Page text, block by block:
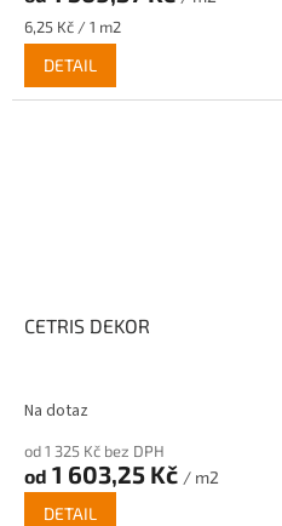
Měrná
cena:
6,25 Kč / 1 m2
DETAIL
CETRIS DEKOR
Na dotaz
od 1 325 Kč bez DPH
od 1 603,25 Kč / m2
DETAIL